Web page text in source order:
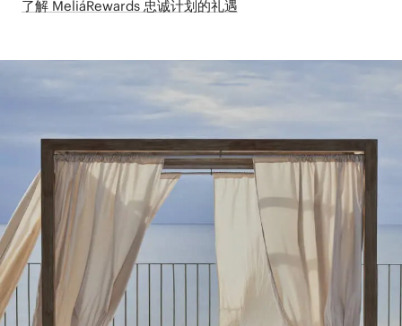
了解 MeliáRewards 忠诚计划的礼遇